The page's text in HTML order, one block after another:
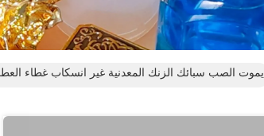
يموت الصب سبائك الزنك المعدنية غير انسكاب غطاء